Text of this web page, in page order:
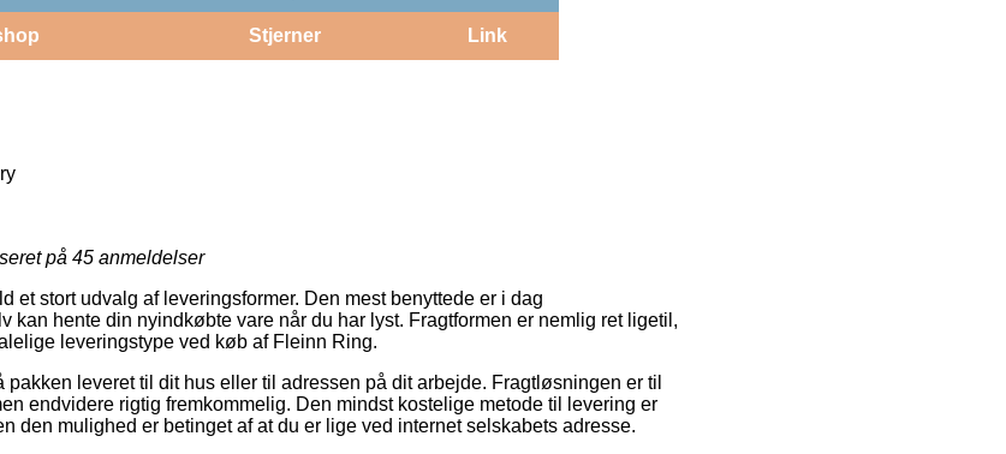
Stjerner Link
på 45 anmeldelser
et stort udvalg af leveringsformer. Den mest benyttede er i dag
kan hente din nyindkøbte vare når du har lyst. Fragtformen er nemlig ret ligetil,
leveringstype ved køb af Fleinn Ring.
leveret til dit hus eller til adressen på dit arbejde. Fragtløsningen er til
endvidere rigtig fremkommelig. Den mindst kostelige metode til levering er
den mulighed er betinget af at du er lige ved internet selskabets adresse.